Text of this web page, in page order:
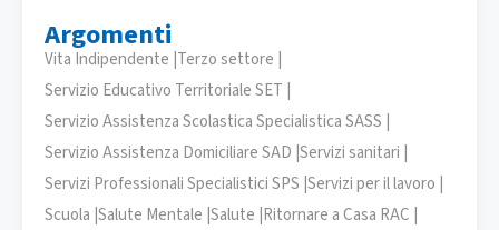
Argomenti
Vita Indipendente |Terzo settore |
Servizio Educativo Territoriale SET |
Servizio Assistenza Scolastica Specialistica SASS |
Servizio Assistenza Domiciliare SAD |Servizi sanitari |
Servizi Professionali Specialistici SPS |Servizi per il lavoro |
Scuola |Salute Mentale |Salute |Ritornare a Casa RAC |